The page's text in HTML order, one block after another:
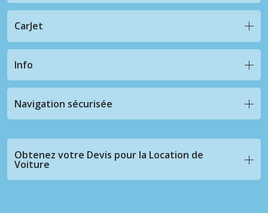
CarJet
Info
Navigation sécurisée
Obtenez votre Devis pour la Location de
Voiture